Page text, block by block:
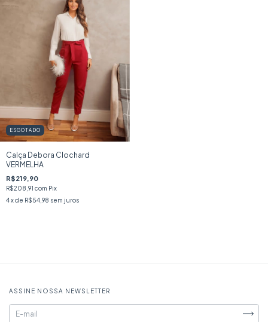
ESGOTADO
Calça Debora Clochard
VERMELHA
R$219,90
R$208,91 com Pix
4x de R$54,98 sem juros
ASSINE NOSSA NEWSLETTER